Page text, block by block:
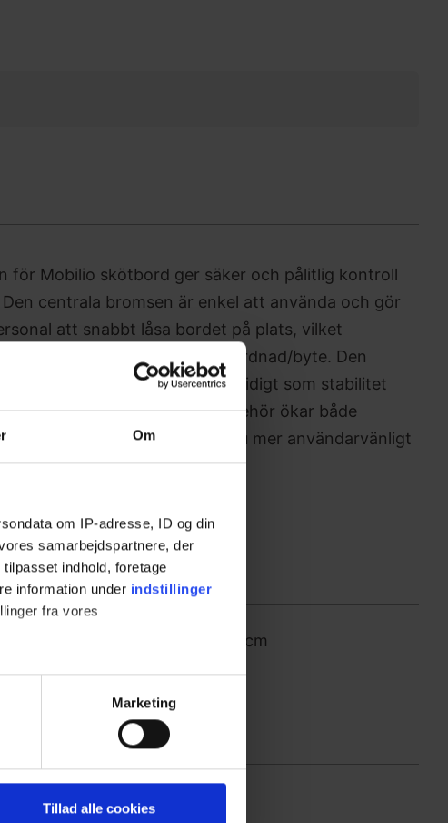
Om
om IP-adresse, ID og din
samarbejdspartnere, der
indhold, foretage
information under indstillinger
fra vores
meter
medier og til at analysere
inden for sociale medier,
Marketing
Tillad alle cookies
för Mobilio skötbord ger säker och pålitlig kontroll
centrala bromsen är enkel att använda och gör
att snabbt låsa bordet på plats, vilket
vid förflyttningar och vid omvårdnad/byte. Den
gör användningen enkel samtidigt som stabilitet
bibehålls. Detta viktiga tillbehör ökar både
och gör Mobilio skötbord ännu mer användarvänligt
ökar höjden på Mobilio med 7 cm